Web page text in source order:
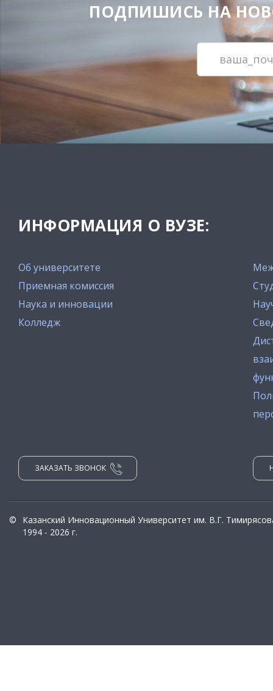
ПОДПИШИСЬ НА
ИНФОРМАЦИЯ О ВУЗЕ:
Об университете
Приемная комиссия
Наука и инновации
Колледж
ЗАКАЗАТЬ ЗВОНОК
©
Казанский Инновационный Университет им. В.Г.
1994 - 2026 г.